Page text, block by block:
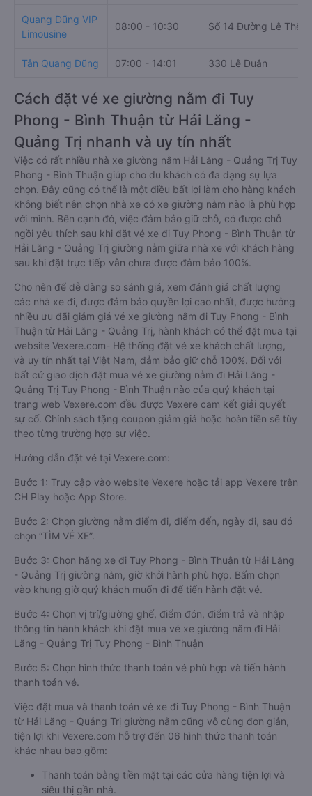
Quang Dũng VIP
Limousine
08:00 - 10:30 Số 14 Đường Lê Thế
Tân Quang Dũng 07:00 - 14:01 330 Lê Duẫn
Cách đặt vé xe giường nằm đi Tuy
Phong - Bình Thuận từ Hải Lăng -
Quảng Trị nhanh và uy tín nhất
Việc có rất nhiều nhà xe giường nằm Hải Lăng - Quảng Trị Tuy
Phong - Bình Thuận giúp cho du khách có đa dạng sự lựa
chọn. Đây cũng có thể là một điều bất lợi làm cho hàng khách
không biết nên chọn nhà xe có xe giường nằm nào là phù hợp
với mình. Bên cạnh đó, việc đảm bảo giữ chỗ, có được chỗ
ngồi yêu thích sau khi đặt vé xe đi Tuy Phong - Bình Thuận từ
Hải Lăng - Quảng Trị giường nằm giữa nhà xe với khách hàng
sau khi đặt trực tiếp vẫn chưa được đảm bảo 100%.
Cho nên để dễ dàng so sánh giá, xem đánh giá chất lượng
các nhà xe đi, được đảm bảo quyền lợi cao nhất, được hưởng
nhiều ưu đãi giảm giá vé xe giường nằm đi Tuy Phong - Bình
Thuận từ Hải Lăng - Quảng Trị, hành khách có thể đặt mua tại
website Vexere.com- Hệ thống đặt vé xe khách chất lượng,
và uy tín nhất tại Việt Nam, đảm bảo giữ chỗ 100%. Đối với
bất cứ giao dịch đặt mua vé xe giường nằm đi Hải Lăng -
Quảng Trị Tuy Phong - Bình Thuận nào của quý khách tại
trang web Vexere.com đều được Vexere cam kết giải quyết
sự cố. Chính sách tặng coupon giảm giá hoặc hoàn tiền sẽ tùy
theo từng trường hợp sự việc.
Hướng dẫn đặt vé tại Vexere.com:
Bước 1: Truy cập vào website Vexere hoặc tải app Vexere trên
CH Play hoặc App Store.
Bước 2: Chọn giường nằm điểm đi, điểm đến, ngày đi, sau đó
chọn “TÌM VÉ XE”.
Bước 3: Chọn hãng xe đi Tuy Phong - Bình Thuận từ Hải Lăng
- Quảng Trị giường nằm, giờ khởi hành phù hợp. Bấm chọn
vào khung giờ quý khách muốn đi để tiến hành đặt vé.
Bước 4: Chọn vị trí/giường ghế, điểm đón, điểm trả và nhập
thông tin hành khách khi đặt mua vé xe giường nằm đi Hải
Lăng - Quảng Trị Tuy Phong - Bình Thuận
Bước 5: Chọn hình thức thanh toán vé phù hợp và tiến hành
thanh toán vé.
Việc đặt mua và thanh toán vé xe đi Tuy Phong - Bình Thuận
từ Hải Lăng - Quảng Trị giường nằm cũng vô cùng đơn giản,
tiện lợi khi Vexere.com hỗ trợ đến 06 hình thức thanh toán
khác nhau bao gồm:
Thanh toán bằng tiền mặt tại các cửa hàng tiện lợi và
siêu thị gần nhà.